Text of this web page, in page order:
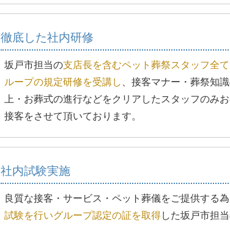
徹底した社内研修
坂戸市担当の支店長を含むペット葬祭スタッフ全
ループの規定研修を受講し 、接客マナー・葬祭知
上・お葬式の進行などをクリアしたスタッフのみ
接客をさせて頂いております。
社内試験実施
良質な接客・サービス・ペット葬儀をご提供する為
試験を行いグループ認定の証を取得した坂戸市担